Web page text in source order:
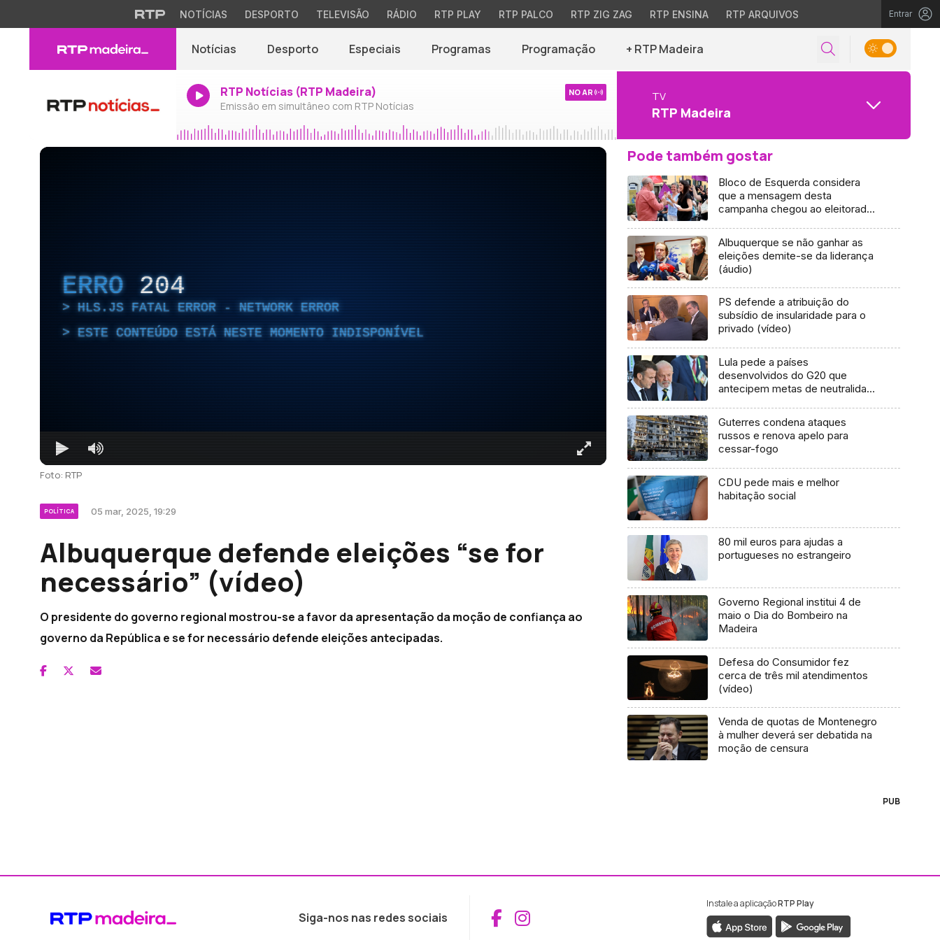
NOTÍCIAS DESPORTO TELEVISÃO RÁDIO RTP PLAY RTP PALCO RTP ZIG ZAG RTP ENSINA RTP ARQUIVOS Entrar
Notícias Desporto Especiais Programas Programação + RTP Madeira
RTP Notícias (RTP Madeira)
Emissão em simultâneo com RTP Notícias
NO AR TV
RTP Madeira
ERRO 204
HLS.JS FATAL ERROR - NETWORK ERROR
ESTE CONTEÚDO ESTÁ NESTE MOMENTO INDISPONÍVEL
Foto: RTP
POLÍTICA 05 mar, 2025, 19:29
Albuquerque defende eleições “se for
necessário” (vídeo)
O presidente do governo regional mostrou-se a favor da apresentação da moção de confiança ao
governo da República e se for necessário defende eleições antecipadas.
Pode também gostar
Bloco de Esquerda considera
que a mensagem desta
campanha chegou ao eleitorado
Albuquerque se não ganhar as
eleições demite-se da liderança
(áudio)
PS defende a atribuição do
subsídio de insularidade para o
privado (vídeo)
Lula pede a países
desenvolvidos do G20 que
antecipem metas de neutralidade
Guterres condena ataques
russos e renova apelo para
cessar-fogo
CDU pede mais e melhor
habitação social
80 mil euros para ajudas a
portugueses no estrangeiro
Governo Regional institui 4 de
maio o Dia do Bombeiro na
Madeira
Defesa do Consumidor fez
cerca de três mil atendimentos
(vídeo)
Venda de quotas de Montenegro
à mulher deverá ser debatida na
moção de censura
PUB
Siga-nos nas redes sociais Aceder ao Facebook da RTP Madeira
Aceder ao Instagram da RTP Madeira
Instale a aplicaçãoRTP Play